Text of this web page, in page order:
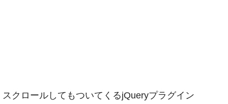
スクロールしてもついてくるjQueryプラグイン